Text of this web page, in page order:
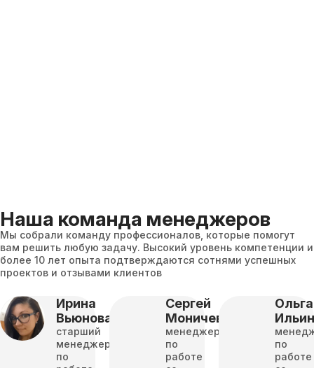
Наша команда менеджеров
Мы собрали команду профессионалов, которые помогут
вам решить любую задачу. Высокий уровень компетенции и
более 10 лет опыта подтверждаются сотнями успешных
проектов и отзывами клиентов
Ирина
Вьюнова
старший
менеджер
по
Сергей
Моничев
менеджер
по
работе
Ольга
по
работе